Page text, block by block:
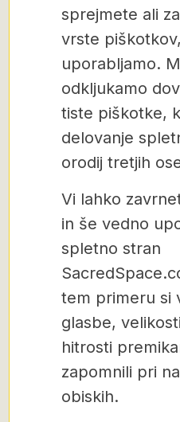
sprejmete ali
vrste
uporabljamo.
odkljukamo
tiste piškotke,
delovanje
orodij tretjih
Vi lahko
in še vedno
spletno stran
tem primeru si
glasbe,
hitrosti
zapomnili pri
obiskih.